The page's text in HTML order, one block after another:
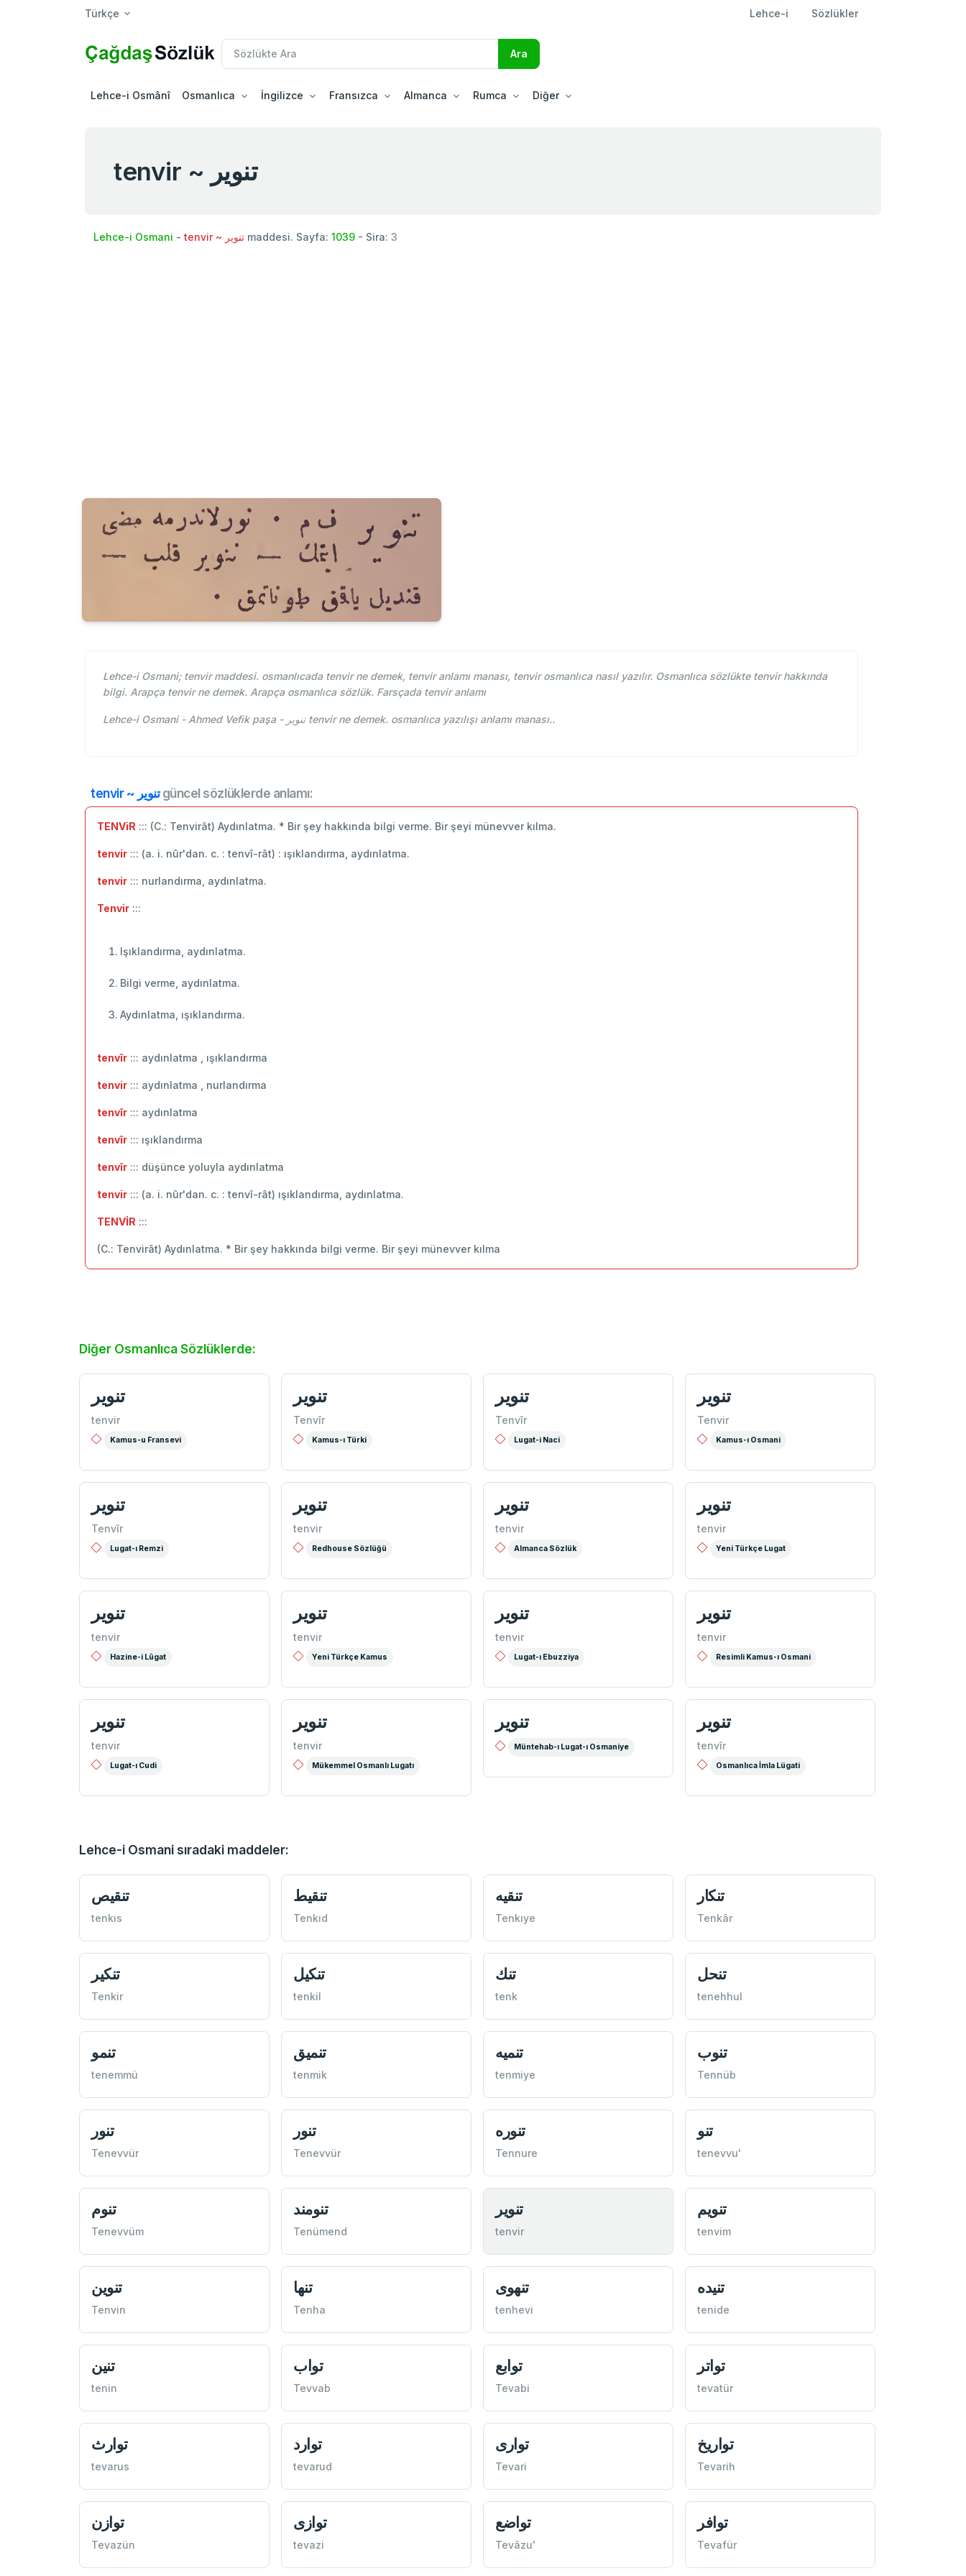
Türkçe Lehce-i Sözlükler
Lehce-i Osmânî Osmanlıca İngilizce Fransızca Almanca Rumca Diğer
tenvir ~ تنویر
Lehce-i Osmani - tenvir ~ تنویر maddesi. Sayfa: 1039 - Sira: 3
Lehce-i Osmani; tenvir maddesi. osmanlıcada tenvir ne demek, tenvir anlamı manası, tenvir osmanlıca nasıl yazılır. Osmanlıca sözlükte tenvir hakkında
bilgi. Arapça tenvir ne demek. Arapça osmanlıca sözlük. Farsçada tenvir anlamı
Lehce-i Osmani - Ahmed Vefik paşa - تنویر tenvir ne demek. osmanlıca yazılışı anlamı manası..
tenvir ~ تنویرgüncel sözlüklerde anlamı:
TENViR ::: (C.: Tenvirât) Aydınlatma. * Bir şey hakkında bilgi verme. Bir şeyi münevver kılma.
tenvir ::: (a. i. nûr'dan. c. : tenvî-rât) : ışıklandırma, aydınlatma.
tenvir ::: nurlandırma, aydınlatma.
Tenvir :::
Işıklandırma, aydınlatma.
Bilgi verme, aydınlatma.
Aydınlatma, ışıklandırma.
tenvîr ::: aydınlatma , ışıklandırma
tenvir ::: aydınlatma , nurlandırma
tenvîr ::: ‬aydınlatma
tenvîr ::: ışıklandırma
tenvîr ::: düşünce yoluyla aydınlatma
tenvir ::: (a. i. nûr'dan. c. : tenvî-rât) ışıklandırma, aydınlatma.
TENVİR :::
(C.: Tenvirât) Aydınlatma. * Bir şey hakkında bilgi verme. Bir şeyi münevver kılma
Diğer Osmanlıca Sözlüklerde:
تنویر
tenvir
Kamus-u Fransevi
تنوير
Tenvîr
Kamus-ı Türki
تنوير
Tenvîr
Lugat-i Naci
تنوير
Tenvir
Kamus-ı Osmani
تنوير
Tenvîr
Lugat-ı Remzi
تنویر
tenvir
Redhouse Sözlüğü
تنویر
tenvir
Almanca Sözlük
تنویر
tenvir
Yeni Türkçe Lugat
تنوير
tenvir
Hazine-i Lûgat
تنویر
tenvir
Yeni Türkçe Kamus
تنویر
tenvir
Lugat-ı Ebuzziya
تنویر
tenvir
Resimli Kamus-ı Osmani
تنویر
tenvir
Lugat-ı Cudi
تنویر
tenvir
Mükemmel Osmanlı Lugatı
تنویر
Müntehab-ı Lugat-ı Osmaniye
تنویر
tenvîr
Osmanlıca İmla Lügati
Lehce-i Osmani sıradaki maddeler:
تنقيص
tenkıs
تنقيط
Tenkıd
تنقيه
Tenkıye
تنكار
Tenkâr
تنكیر
Tenkir
تنكيل
tenkil
تنك
tenk
تنحل
tenehhul
تنمو
tenemmü
تنميق
tenmik
تنميه‌
tenmiye
تنوب
Tennüb
تنور
Tenevvür
تنور
Tenevvür
تنوره
Tennure
تنو
tenevvu'
تنوم
Tenevvüm
تنومند
Tenümend
تنویر
tenvir
تنویم
tenvim
تنوين
Tenvin
تنها
Tenha
تنهوی
tenhevi
تنيده
tenide
تنين
tenin
تواب
Tevvab
توابع
Tevabi
تواتر
tevatür
توارث
tevarus
توارد
tevarud
تواری
Tevari
تواريخ
Tevarih
توازن
Tevazün
توازی
tevazi
تواضع
Tevâzu'
توافر
Tevafür